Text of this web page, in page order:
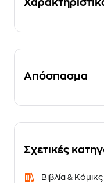
Απόσπασμα
Σχετικές
Βιβλία & Κόμικς